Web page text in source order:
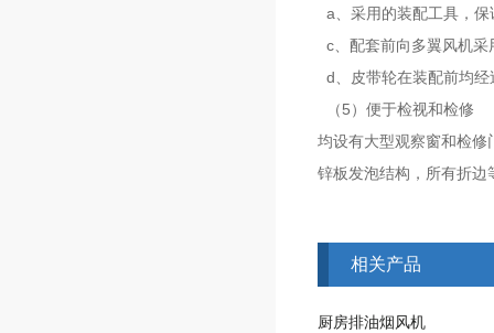
a、采用的装配工具，
c、配套前向多翼风机
d、皮带轮在装配前均
（ 5 ）便于检视和检修
均设有大型观察窗和检修
锌板发泡结构，所有折边
相关产品
厨房排油烟风机